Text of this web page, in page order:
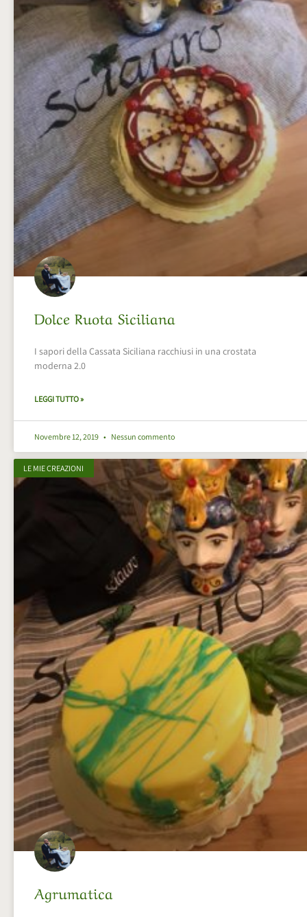
Dolce Ruota Siciliana
I sapori della Cassata Siciliana racchiusi in una crostata
moderna 2.0
LEGGI TUTTO »
Novembre 12, 2019 Nessun commento
LE MIE CREAZIONI
Agrumatica